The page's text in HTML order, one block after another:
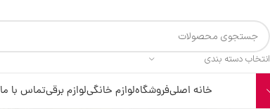
انتخاب دسته بندی
خانه اصلیفروشگاهلوازم خانگیلوازم برقیتماس با ما